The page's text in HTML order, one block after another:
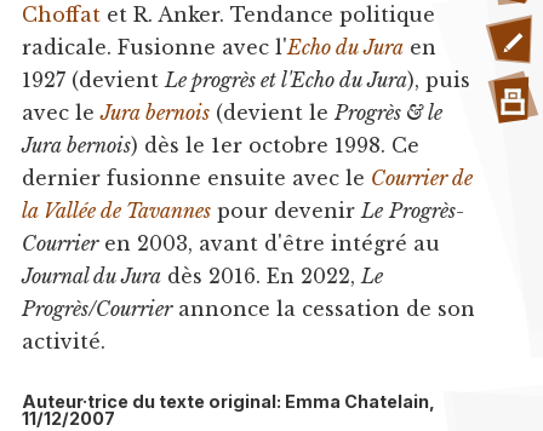
Choffatet R. Anker. Tendance politique
radicale. Fusionne avec l'Echo du Juraen
1927 (devientLe progrès et l'Echo du Jura), puis
avec leJura bernois(devient leProgrès & le
Jura bernois) dès le 1er octobre 1998. Ce
dernier fusionne ensuite avec le Courrier de
la Vallée de Tavannespour devenirLe Progrès-
Courrieren 2003, avant d'être intégré au
Journal du Juradès 2016. En 2022,Le
Progrès/Courrierannonce la cessation de son
activité.
Auteur·trice du texte original: Emma Chatelain,
11/12/2007